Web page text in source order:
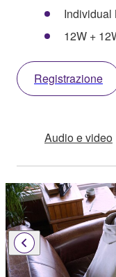
Individual
12W +
Registrazione
Audio e video